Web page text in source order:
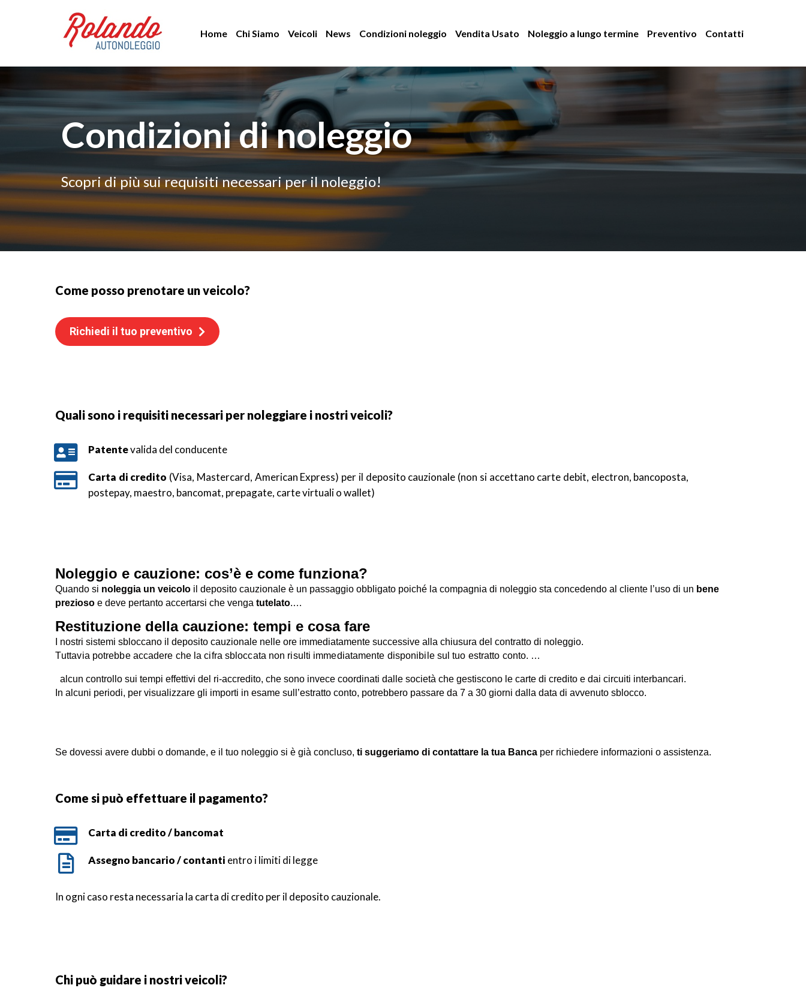
Home Chi Siamo Veicoli News Condizioni noleggio Vendita Usato Noleggio a lungo termine Preventivo Contatti
Condizioni di noleggio
Scopri di più sui requisiti necessari per il noleggio!
Come posso prenotare un veicolo?
Richiedi il tuo preventivo
Quali sono i requisiti necessari per noleggiare i nostri veicoli?
Patentevalida del conducente
Carta di credito (Visa, Mastercard, American Express) per il deposito cauzionale (non si accettano carte debit, electron, bancoposta,
postepay, maestro, bancomat, prepagate, carte virtuali o wallet)
Noleggio e cauzione: cos’è e come funziona?
Quando si noleggia un veicolo il deposito cauzionale è un passaggio obbligato poiché la compagnia di noleggio sta concedendo al cliente l’uso di un bene
prezioso e deve pertanto accertarsi che venga tutelato.
creditopresentata.
La compagnia di noleggio si impegna di conseguenza arestituire la sommadopo essersi accertatadelle buone condizioni del veicolo e del corretto
assolvimento degli obblighi del conducente.
Restituzione della cauzione: tempi e cosa fare
I nostri sistemi sbloccano il deposito cauzionale nelle ore immediatamente successive alla chiusura del contratto di noleggio.
Tuttavia potrebbe accadere che la cifra sbloccata non risulti immediatamente disponibile sul tuo estratto conto.
alcun controllo sui tempi effettivi del ri-accredito, che sono invece coordinati dalle società che gestiscono le carte di credito e dai circuiti interbancari.
In alcuni periodi, per visualizzare gli importi in esame sull’estratto conto, potrebbero passare da 7 a 30 giorni dalla data di avvenuto sblocco.
Se dovessi avere dubbi o domande, e il tuo noleggio si è già concluso, ti suggeriamo di contattare la tua Banca per richiedere informazioni o assistenza.
Come si può effettuare il pagamento?
Carta di credito / bancomat
Assegno bancario / contanti entro i limiti di legge
In ogni caso resta necessaria la carta di credito per il deposito cauzionale.
Chi può guidare i nostri veicoli?